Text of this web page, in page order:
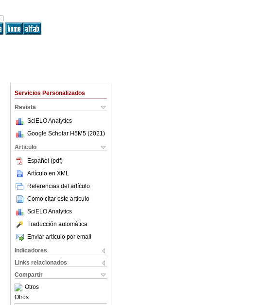
Servicios Personalizados
Revista
SciELO Analytics
Google Scholar H5M5 (2021 )
Articulo
Español (pdf)
Artículo en XML
Referencias del artículo
Como citar este artículo
SciELO Analytics
Traducción automática
Enviar artículo por email
Indicadores
Links relacionados
Compartir
Otros
Otros